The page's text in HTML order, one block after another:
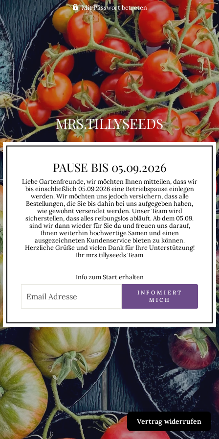
Mit Passwort betreten
MRS.TILLYSEEDS
PAUSE BIS 05.09.2026
Liebe Gartenfreunde, wir möchten Ihnen mitteilen, dass wir
bis einschließlich 05.09.2026 eine Betriebspause einlegen
werden. Wir möchten uns jedoch versichern, dass alle
Bestellungen, die Sie bis dahin bei uns aufgegeben haben,
wie gewohnt versendet werden. Unser Team wird
sicherstellen, dass alles reibungslos abläuft. Ab dem 05.09.
sind wir dann wieder für Sie da und freuen uns darauf,
Ihnen weiterhin hochwertige Samen und einen
ausgezeichneten Kundenservice bieten zu können.
Herzliche Grüße und vielen Dank für Ihre Unterstützung!
Ihr mrs.tillyseeds Team
Info zum Start erhalten
MAIL
INFOMIERT
MICH
. Vertrag widerrufen